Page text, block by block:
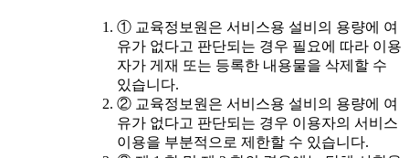
① 교육정보원은 서비스용 설비의 용량에 여
유가 없다고 판단되는 경우 필요에 따라 이용
자가 게재 또는 등록한 내용물을 삭제할 수
있습니다.
② 교육정보원은 서비스용 설비의 용량에 여
유가 없다고 판단되는 경우 이용자의 서비스
이용을 부분적으로 제한할 수 있습니다.